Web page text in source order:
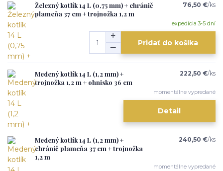
Železný kotlík 14 L (0,75 mm) + chránič
plameňa 37 cm + trojnožka 1,2 m
76,50 €/ks
expedícia 3-5 dní
Pridať do košíka
Medený kotlík 14 L (1,2 mm) +
trojnožka 1,2 m + ohnisko 36 cm
222,50 €/ks
momentálne vypredané
Detail
Medený kotlík 14 L (1,2 mm) +
chránič plameňa 37 cm + trojnožka
1,2 m
240,50 €/ks
momentálne vypredané